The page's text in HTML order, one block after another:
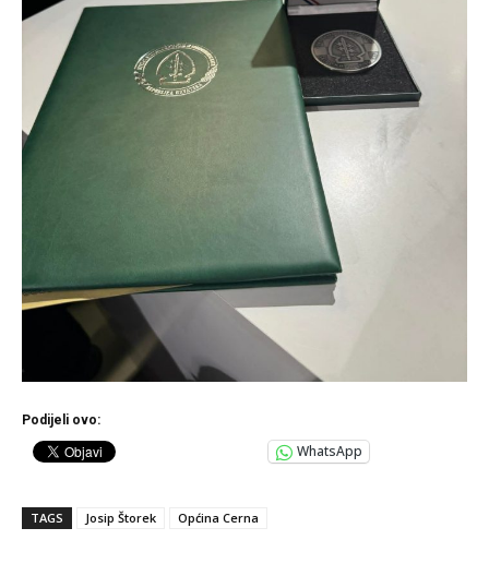
Podijeli ovo:
WhatsApp
TAGS Josip Štorek Općina Cerna